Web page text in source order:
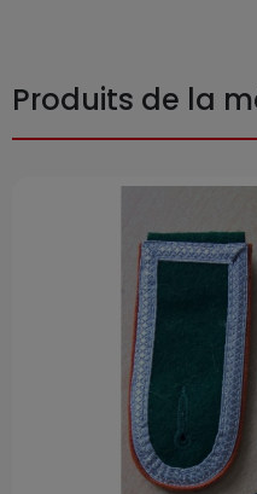
Produits de la